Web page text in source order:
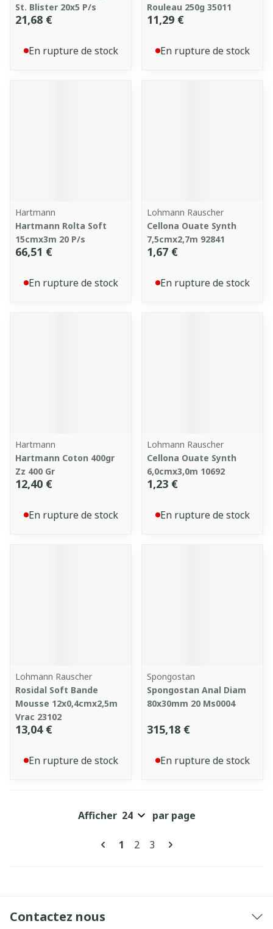
St. Blister 20x5 P/s
21,68 €
En rupture de stock
Rouleau 250g 35011
11,29 €
En rupture de stock
Hartmann
Hartmann Rolta Soft
15cmx3m 20 P/s
66,51 €
En rupture de stock
Lohmann Rauscher
Cellona Ouate Synth
7,5cmx2,7m 92841
1,67 €
En rupture de stock
Hartmann
Hartmann Coton 400gr
Zz 400 Gr
12,40 €
En rupture de stock
Lohmann Rauscher
Cellona Ouate Synth
6,0cmx3,0m 10692
1,23 €
En rupture de stock
Lohmann Rauscher
Rosidal Soft Bande
Mousse 12x0,4cmx2,5m
Vrac 23102
13,04 €
En rupture de stock
Spongostan
Spongostan Anal Diam
80x30mm 20 Ms0004
315,18 €
En rupture de stock
Pages
Vous lisez actuellement la
1 Page
2 Page
3
Afficher par page
Contactez nous